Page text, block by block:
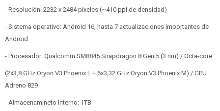
- Resolución: 2232 x 2484 píxeles (~410 ppi de densidad)
- Sistema operativo: Android 16, hasta 7 actualizaciones importantes de
Android
- Procesador: Qualcomm SM8845 Snapdragon 8 Gen 5 (3 nm) / Octa-core
(2x3,8 GHz Oryon V3 Phoenix L + 6x3,32 GHz Oryon V3 Phoenix M) / GPU
Adreno 829
- Almacenamineto Interno: 1TB